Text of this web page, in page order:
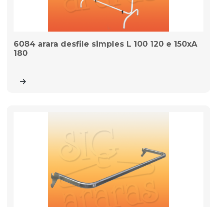
6084 arara desfile simples L 100 120 e 150xA
180